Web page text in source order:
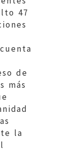
47
de
más
la